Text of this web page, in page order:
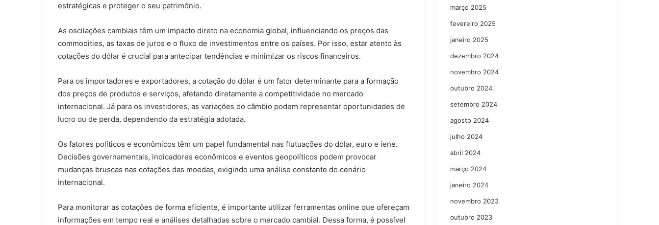
estratégicas e proteger o seu patrimônio.
As oscilações cambiais têm um impacto direto na economia global, influenciando os preços das
commodities, as taxas de juros e o fluxo de investimentos entre os países. Por isso, estar atento às
cotações do dólar é crucial para antecipar tendências e minimizar os riscos financeiros.
Para os importadores e exportadores, a cotação do dólar é um fator determinante para a formação
dos preços de produtos e serviços, afetando diretamente a competitividade no mercado
internacional. Já para os investidores, as variações do câmbio podem representar oportunidades de
lucro ou de perda, dependendo da estratégia adotada.
Os fatores políticos e econômicos têm um papel fundamental nas flutuações do dólar, euro e iene.
Decisões governamentais, indicadores econômicos e eventos geopolíticos podem provocar
mudanças bruscas nas cotações das moedas, exigindo uma análise constante do cenário
internacional.
Para monitorar as cotações de forma eficiente, é importante utilizar ferramentas online que ofereçam
informações em tempo real e análises detalhadas sobre o mercado cambial. Dessa forma, é possível
março 2025
fevereiro 2025
janeiro 2025
dezembro 2024
novembro 2024
outubro 2024
setembro 2024
agosto 2024
julho 2024
abril 2024
março 2024
janeiro 2024
novembro 2023
outubro 2023